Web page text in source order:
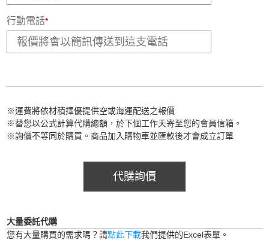
行動電話*
※運費將依材積擇優提供空或海運配送之報價
※替您以公式計算代購總額，於下個工作天寄至您的會員信箱。
※詢價不等同於購買。商品加入購物車並匯款後才會成立訂單
代購詢價
大量委託代購
您有大量購買的需求嗎？請點此下載我們提供的Excel表單。